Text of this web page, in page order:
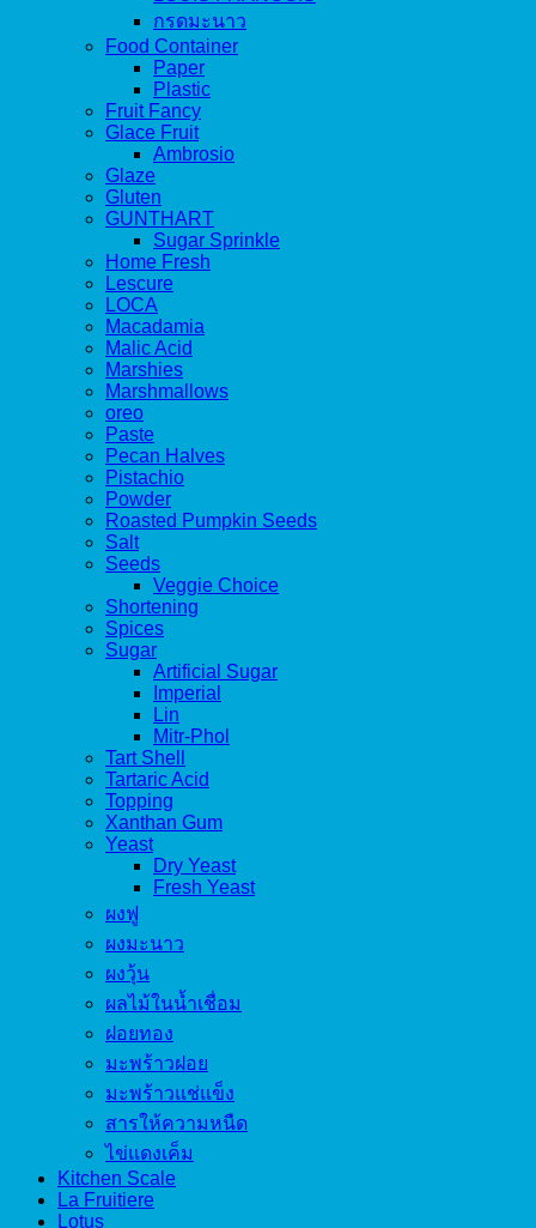
กรดมะนาว
Food Container
Paper
Plastic
Fruit Fancy
Glace Fruit
Ambrosio
Glaze
Gluten
GUNTHART
Sugar Sprinkle
Home Fresh
Lescure
LOCA
Macadamia
Malic Acid
Marshies
Marshmallows
oreo
Paste
Pecan Halves
Pistachio
Powder
Roasted Pumpkin Seeds
Salt
Seeds
Veggie Choice
Shortening
Spices
Sugar
Artificial Sugar
Imperial
Lin
Mitr-Phol
Tart Shell
Tartaric Acid
Topping
Xanthan Gum
Yeast
Dry Yeast
Fresh Yeast
ผงฟู
ผงมะนาว
ผงวุ้น
ผลไม้ในน้ำเชื่อม
ฝอยทอง
มะพร้าวฝอย
มะพร้าวแช่แข็ง
สารให้ความหนืด
ไข่แดงเค็ม
Kitchen Scale
La Fruitiere
Lotus